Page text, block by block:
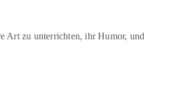
Art zu unterrichten, ihr Humor, und